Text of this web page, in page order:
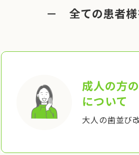
－ 全ての患者
成人の方
について
大人の歯並び